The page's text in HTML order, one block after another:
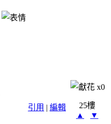
x0
引用 | 編輯
25樓
▲
▼